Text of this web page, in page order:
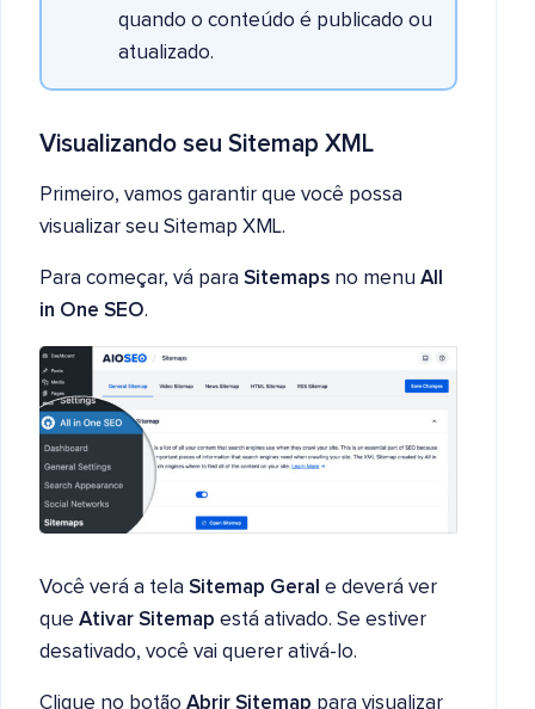
quando o conteúdo é publicado ou
atualizado.
Visualizando seu Sitemap XML
Primeiro, vamos garantir que você possa
visualizar seu Sitemap XML.
Para começar, vá para Sitemaps no menu All
in One SEO.
Você verá a tela Sitemap Geral e deverá ver
que Ativar Sitemap está ativado. Se estiver
desativado, você vai querer ativá-lo.
Clique no botão Abrir Sitemap para visualizar